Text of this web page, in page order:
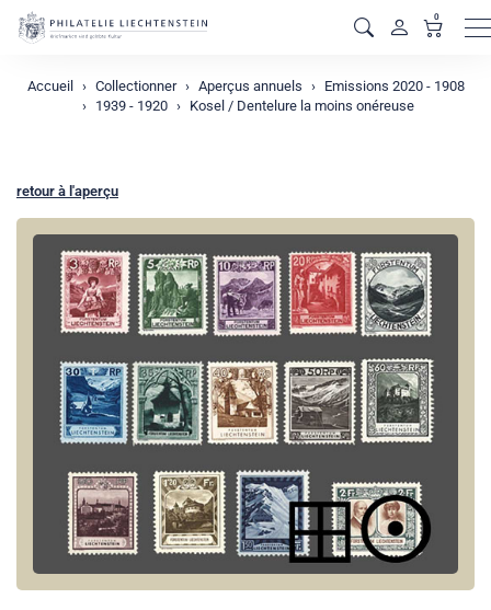
0
Accueil Collectionner Aperçus annuels
Emissions 2020 - 1908
1939 - 1920
Kosel / Dentelure la moins onéreuse
retour à l'aperçu